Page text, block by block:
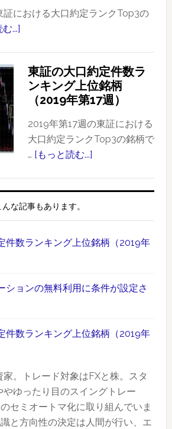
口
件
数
ラ
位
銘
柄
【2019
年
時
間
取
引
も
あ
り
証における大口約定ランクTop3の
...]
の
大
約
定
キ
グ
位
銘
（2019
年
週）
東証の大口約定件数ラ
ンキング上位銘柄
（2019年第17週）
2019年第17週の東証における
大口約定ランクTop3の銘柄で
… [もっと読む...]
約
数
キ
グ
位
銘
んな記事もあります。
件数ランキング上位銘柄（2019年
ションの無料利用に条件が設定さ
件数ランキング上位銘柄（2019年
家。トレード対象はFXと株。スタ
やゆったり目のスイングトレー
セミオートマ化に取り組んでいま
と方向性の決定は人間が行い、エ